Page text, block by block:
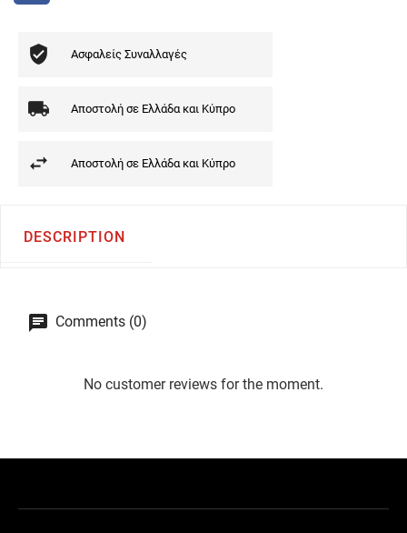
Ασφαλείς Συναλλαγές
Αποστολή σε Ελλάδα και Κύπρο
Αποστολή σε Ελλάδα και Κύπρο
DESCRIPTION
Comments (0)
No customer reviews for the moment.